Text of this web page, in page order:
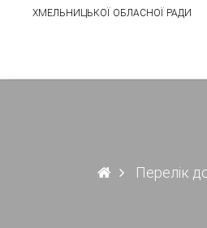
ХМЕЛЬНИЦЬКОЇ ОБЛАСНОЇ РАДИ
Перелік